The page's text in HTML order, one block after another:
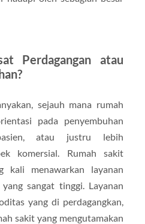
Perdagangan atau
sejauh mana rumah
pada penyembuhan
atau justru lebih
komersial. Rumah sakit
kali menawarkan layanan
sangat tinggi. Layanan
yang di perdagangkan,
sakit yang mengutamakan